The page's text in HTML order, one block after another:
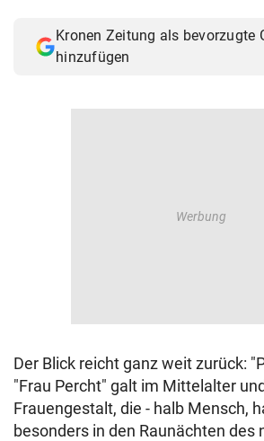
Kronen Zeitung als bevorzugte
hinzufügen
Der Blick reicht ganz weit zurück:
"Frau Percht" galt im Mittelalter
Frauengestalt, die - halb Mensch,
besonders in den Raunächten des